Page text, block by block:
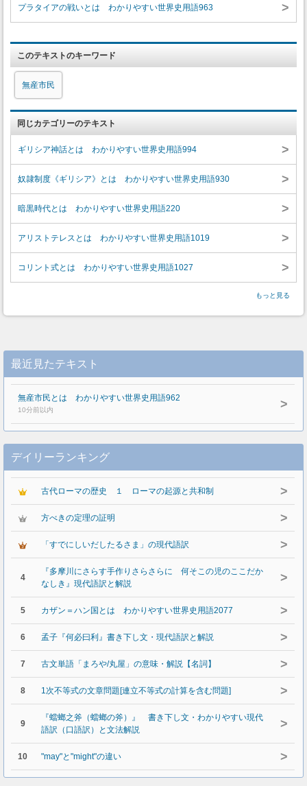
プラタイアの戦いとは わかりやすい世界史用語963 >
このテキストのキーワード
無産市民
同じカテゴリーのテキスト
ギリシア神話とは わかりやすい世界史用語994 >
奴隷制度《ギリシア》とは わかりやすい世界史用語930 >
暗黒時代とは わかりやすい世界史用語220 >
アリストテレスとは わかりやすい世界史用語1019 >
コリント式とは わかりやすい世界史用語1027 >
もっと見る
最近見たテキスト
無産市民とは わかりやすい世界史用語962
10分前以内 >
デイリーランキング
古代ローマの歴史 １ ローマの起源と共和制 >
方べきの定理の証明 >
「すでにしいだしたるさま」の現代語訳 >
4
『多摩川にさらす手作りさらさらに 何そこの児のここだか
なしき』現代語訳と解説
>
5 カザン＝ハン国とは わかりやすい世界史用語2077 >
6 孟子『何必曰利』書き下し文・現代語訳と解説 >
7 古文単語「まろや/丸屋」の意味・解説【名詞】 >
8 1次不等式の文章問題[連立不等式の計算を含む問題] >
9
『蟷螂之斧（蟷螂の斧）』 書き下し文・わかりやすい現代
語訳（口語訳）と文法解説
>
10 "may"と"might"の違い >